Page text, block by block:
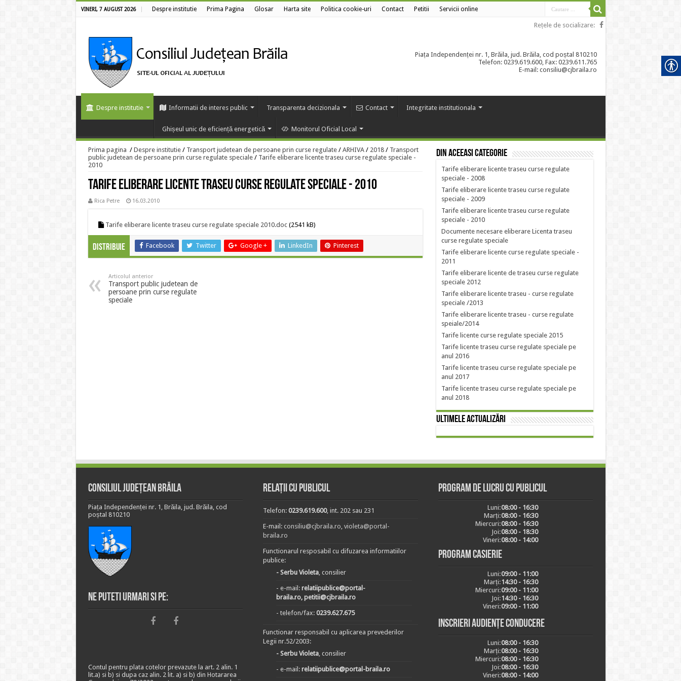
VINERI, 7 AUGUST 2026 Despre institutie Prima Pagina Glosar Harta site Politica cookie-uri Contact Petitii Servicii online
Rețele de socializare:
Piața Independenței nr. 1, Brăila, jud. Brăila, cod poștal 810210
Telefon: 0239.619.600, Fax: 0239.611.765
E-mail: consiliu@cjbraila.ro
Despre institutie Informatii de interes public Transparenta decizionala Contact Integritate institutionala
Ghișeul unic de eficiență energetică Monitorul Oficial Local
Prima pagina / Despre institutie / Transport judetean de persoane prin curse regulate / ARHIVA / 2018 / Transport
public judetean de persoane prin curse regulate speciale / Tarife eliberare licente traseu curse regulate speciale -
2010
Tarife eliberare licente traseu curse regulate speciale - 2010
Rica Petre 16.03.2010
Tarife eliberare licente traseu curse regulate speciale 2010.doc(2541 kB)
Distribuie Facebook Twitter Google + LinkedIn Pinterest
Articolul anterior
Transport public judetean de
persoane prin curse regulate
speciale
Din aceeasi categorie
Tarife eliberare licente traseu curse regulate
speciale - 2008
Tarife eliberare licente traseu curse regulate
speciale - 2009
Tarife eliberare licente traseu curse regulate
speciale - 2010
Documente necesare eliberare Licenta traseu
curse regulate speciale
Tarife eliberare licente curse regulate speciale -
2011
Tarife eliberare licente de traseu curse regulate
speciale 2012
Tarife eliberare licente traseu - curse regulate
speciale /2013
Tarife eliberare licente traseu - curse regulate
speiale/2014
Tarife licente curse regulate speciale 2015
Tarife licente traseu curse regulate speciale pe
anul 2016
Tarife licente traseu curse regulate speciale pe
anul 2017
Tarife licente traseu curse regulate speciale pe
anul 2018
Ultimele actualizări
Consiliul Județean Brăila
Piața Independenței nr. 1, Brăila, jud. Brăila, cod
poștal 810210
Ne puteti urmari si pe:
Contul pentru plata cotelor prevazute la art. 2 alin. 1
lit.a) si b) si dupa caz alin. 2 lit. a) si b) din Hotararea
Relații cu publicul
Telefon:0239.619.600, int. 202 sau 231
E-mail:consiliu@cjbraila.ro,violeta@portal-
braila.ro
Functionarul resposabil cu difuzarea informatiilor
publice:
- Serbu Violeta, consilier
- e-mail:relatiipublice@portal-
braila.ro, petitii@cjbraila.ro
- telefon/fax:0239.627.675
Functionar responsabil cu aplicarea prevederilor
Legii nr.52/2003:
- Serbu Violeta, consilier
- e-mail:relatiipublice@portal-braila.ro
Program de lucru cu publicul
Luni:08:00 - 16:30
Marți:08:00 - 16:30
Miercuri:08:00 - 16:30
Joi:08:00 - 18:30
Vineri:08:00 - 14:00
Program casierie
Luni:09:00 - 11:00
Marți:14:30 - 16:30
Miercuri:09:00 - 11:00
Joi:14:30 - 16:30
Vineri:09:00 - 11:00
Inscrieri audiențe conducere
Luni:08:00 - 16:30
Marți:08:00 - 16:30
Miercuri:08:00 - 16:30
Joi:08:00 - 16:30
Vineri:08:00 - 14:00